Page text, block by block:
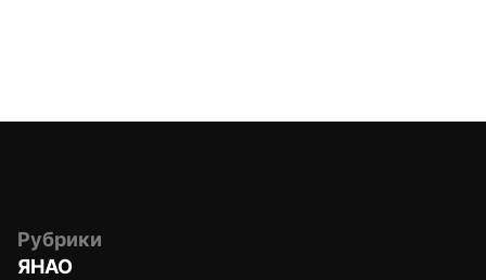
Рубрики
ЯНАО